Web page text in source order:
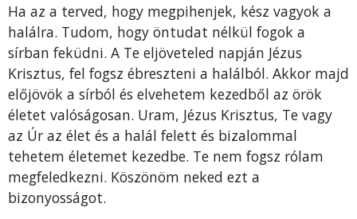
Ha az a terved, hogy megpihenjek, kész vagyok a
halál­ra. Tudom, hogy öntudat nélkül fogok a
sírban feküdni. A Te eljöveteled napján Jézus
Krisztus, fel fogsz ébreszteni a halálból. Akkor majd
előjövök a sírból és elvehetem kezedből az örök
életet valóságosan. Uram, Jézus Krisztus, Te vagy
az Úr az élet és a halál felett és bizalommal
tehetem életemet kezedbe. Te nem fogsz rólam
megfeledkezni. Köszönöm ne­ked ezt a
bizonyosságot.